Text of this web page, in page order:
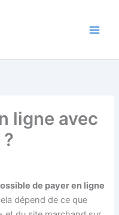
ligne avec
de payer en ligne
dépend de ce que